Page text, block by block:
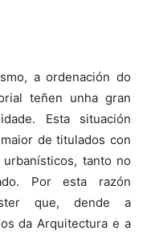
a ordenación do
teñen unha gran
Esta situación
de titulados con
tanto no
Por esta razón
que, dende a
da Arquitectura e a